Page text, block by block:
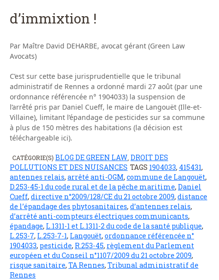
d’immixtion !
Par Maître David DEHARBE, avocat gérant (Green Law
Avocats)
C’est sur cette base jurisprudentielle que le tribunal
administratif de Rennes a ordonné mardi 27 août (par une
ordonnance référencée n° 1904033) la suspension de
l’arrêté pris par Daniel Cueff, le maire de Langouët (Ille-et-
Villaine), limitant l’épandage de pesticides sur sa commune
à plus de 150 mètres des habitations (la décision est
téléchargeable ici).
CATÉGORIE(S) BLOG DE GREEN LAW DROIT DES
POLLUTIONS ET DES NUISANCES TAGS 1904033, 415431,
antennes relais, arrêté anti-OGM, commune de Langouët,
D.253-45-1 du code rural et de la pêche maritime, Daniel
Cueff, directive n°2009/128/CE du 21 octobre 2009, distance
de l’épandage des phytosanitaires, d’antennes relais,
d’arrêté anti-compteurs électriques communicants,
épandage, L.1311-1 et L.1311-2 du code de la santé publique,
L.253-7, L.253-7-1, Langouët, ordonnance référencée n°
1904033, pesticide, R.253-45, règlement du Parlement
européen et du Conseil n°1107/2009 du 21 octobre 2009,
risque sanitaire, TA Rennes, Tribunal administratif de
Rennes